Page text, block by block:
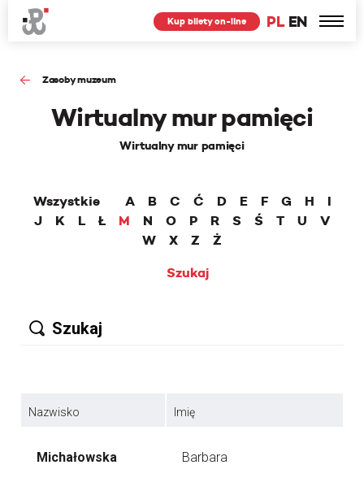
PL EN
Kup bilety on-line
Zasoby muzeum
Wirtualny mur pamięci
Wirtualny mur pamięci
Wszystkie A B C Ć D E F G H
I
J
K L Ł M N O P R S Ś T U
V
W
X Z
Ż
Szukaj
Nazwisko Imię
Michałowska
Barbara